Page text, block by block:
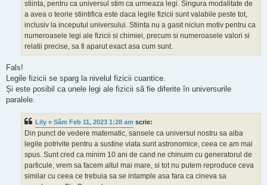
stiinta, pentru ca universul stim ca urmeaza legi. Singura modalitate de
a avea o teorie stiintifica este daca legile fizicii sunt valabile peste tot,
inclusiv la inceputul universului. Stiinta nu a gasit niciun motiv pentru ca
numeroasele legi ale fizicii si chimiei, precum si numeroasele valori si
relatii precise, sa fi aparut exact asa cum sunt.
Fals!
Legile fizicii se sparg la nivelul fizicii cuantice.
Și este posibil ca unele legi ale fizicii să fie diferite în universurile
paralele.
Lily » Sâm Feb 11, 2023 1:28 am scrie:
Din punct de vedere matematic, sansele ca universul nostru sa aiba
legile potrivite pentru a sustine viata sunt astronomice, ceea ce am mai
spus. Sunt cred ca minim 10 ani de cand ne chinuim cu generatorul de
particule, vrem sa facem altul mai mare, si tot nu putem reproduce ceva
similar cu ceea ce trebuia sa se intample asa fara ca cineva sa